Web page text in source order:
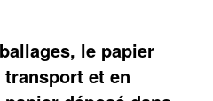
le papier
transport et en